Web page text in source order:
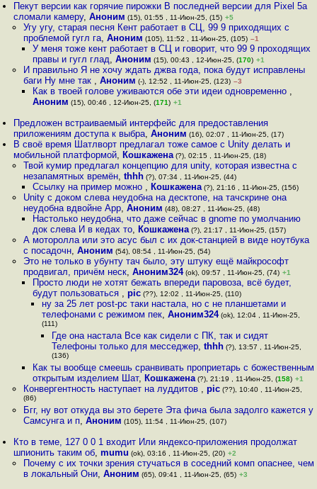
Пекут версии как горячие пирожки В последней версии для Pixel 5a
сломали камеру,Аноним (15), 01:55 , 11-Июн-25, (15) +5
Угу угу, старая песня Кент работает в СЦ, 99 9 приходящих с
проблемой гугл га, Аноним (105), 11:52 , 11-Июн-25, (105) –1
У меня тоже кент работает в СЦ и говорит, что 99 9 проходящих
правы и гугл глад, Аноним (15), 00:43 , 12-Июн-25, (170) +1
И правильно Я не хочу ждать джва года, пока будут исправлены
баги Ну мне так , Аноним (-), 12:52 , 11-Июн-25, (123) –3
Как в твоей голове уживаются обе эти идеи одновременно ,
Аноним (15), 00:46 , 12-Июн-25, (171) +1
Предложен встраиваемый интерфейс для предоставления
приложениям доступа к выбра,Аноним (16), 02:07 , 11-Июн-25, (17)
В своё время Шатлворт предлагал тоже самое с Unity делать и
мобильной платформой, Кошкажена (?), 02:15 , 11-Июн-25, (18)
Твой кумир предлагал концепцию для unity, которая известна с
незапамятных времён, thhh(?), 07:34 , 11-Июн-25, (44)
Ссылку на пример можно , Кошкажена(?), 21:16 , 11-Июн-25, (156)
Unity с доком слева неудобна на десктопе, на тачскрине она
неудобна вдвойне App, Аноним (48), 08:27 , 11-Июн-25, (48)
Настолько неудобна, что даже сейчас в gnome по умолчанию
док слева И в кедах то, Кошкажена(?), 21:17 , 11-Июн-25, (157)
А моторолла или это асус был с их док-станцией в виде ноутбука
с посадочн, Аноним (54), 08:54 , 11-Июн-25, (54)
Это не только в убунту тач было, эту штуку ещё майкрософт
продвигал, причём неск, Аноним324(ok), 09:57 , 11-Июн-25, (74) +1
Просто люди не хотят бежать впереди паровоза, всё будет,
будут пользоваться , pic(??), 12:02 , 11-Июн-25, (110)
ну за 25 лет post-pc таки настала, но с не планшетами и
телефонами с режимом пек,Аноним324(ok), 12:04 , 11-Июн-25,
(111)
Где она настала Все как сидели с ПК, так и сидят
Телефоны только для месседжер, thhh(?), 13:57 , 11-Июн-25,
(136)
Как ты вообще смеешь сранвивать проприетарь с божественным
открытым изделием Шат, Кошкажена(?), 21:19 , 11-Июн-25, (158) +1
Конвергентность наступает на луддитов , pic(??), 10:40 , 11-Июн-25,
(86)
Бгг, ну вот откуда вы это берете Эта фича была задолго кажется у
Самсунга и п, Аноним (105), 11:54 , 11-Июн-25, (107)
Кто в теме, 127 0 0 1 входит Или яндексо-приложения продолжат
шпионить таким об,mumu (ok), 03:16 , 11-Июн-25, (20) +2
Почему с их точки зрения стучаться в соседний комп опаснее, чем
в локальный Они, Аноним (65), 09:41 , 11-Июн-25, (65) +3